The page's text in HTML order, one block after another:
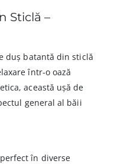
Sticlă –
duș batantă din sticlă
într-o oază
această ușă de
general al băii
în diverse